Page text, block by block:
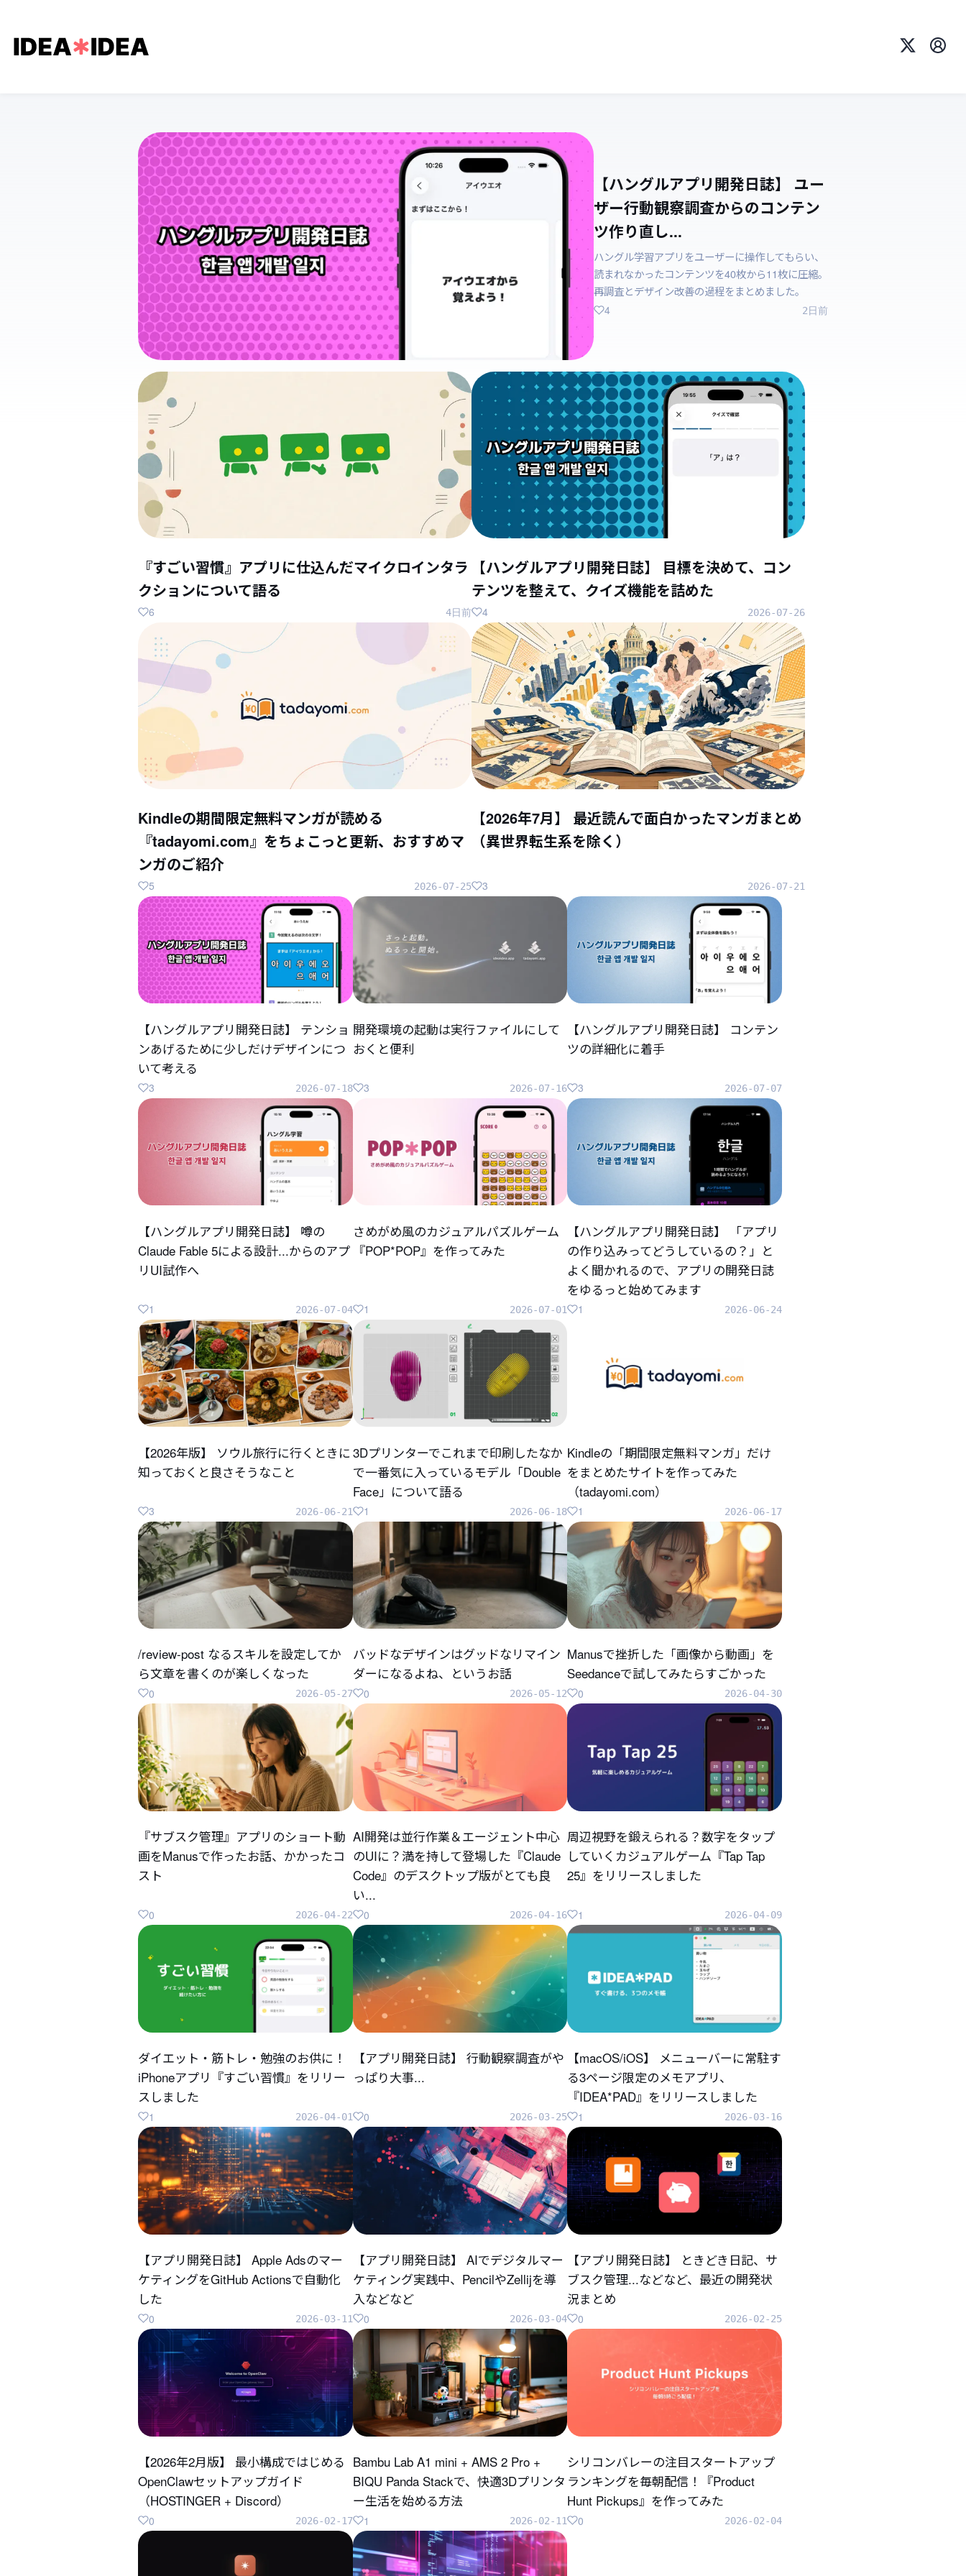
X プロ
【ハングルアプリ開発日誌】 ユー
ザー行動観察調査からのコンテン
ツ作り直し...
ハングル学習アプリをユーザーに操作してもらい、
読まれなかったコンテンツを40枚から11枚に圧縮。
再調査とデザイン改善の過程をまとめました。
2日前
4
『すごい習慣』アプリに仕込んだマイクロインタラ
クションについて語る
4日前
6
【ハングルアプリ開発日誌】 目標を決めて、コン
テンツを整えて、クイズ機能を詰めた
2026-07-26
4
Kindleの期間限定無料マンガが読める
『tadayomi.com』をちょこっと更新、おすすめマ
ンガのご紹介
2026-07-25
5
【2026年7月】 最近読んで面白かったマンガまとめ
（異世界転生系を除く）
2026-07-21
3
【ハングルアプリ開発日誌】 テンショ
ンあげるために少しだけデザインにつ
いて考える
2026-07-18
3
開発環境の起動は実行ファイルにして
おくと便利
2026-07-16
3
【ハングルアプリ開発日誌】 コンテン
ツの詳細化に着手
2026-07-07
3
【ハングルアプリ開発日誌】 噂の
Claude Fable 5による設計...からのアプ
リUI試作へ
2026-07-04
1
さめがめ風のカジュアルパズルゲーム
『POP*POP』を作ってみた
2026-07-01
1
【ハングルアプリ開発日誌】 「アプリ
の作り込みってどうしているの？」と
よく聞かれるので、アプリの開発日誌
をゆるっと始めてみます
2026-06-24
1
【2026年版】 ソウル旅行に行くときに
知っておくと良さそうなこと
2026-06-21
3
3Dプリンターでこれまで印刷したなか
で一番気に入っているモデル「Double
Face」について語る
2026-06-18
1
Kindleの「期間限定無料マンガ」だけ
をまとめたサイトを作ってみた
（tadayomi.com）
2026-06-17
1
/review-post なるスキルを設定してか
ら文章を書くのが楽しくなった
2026-05-27
0
バッドなデザインはグッドなリマイン
ダーになるよね、というお話
2026-05-12
0
Manusで挫折した「画像から動画」を
Seedanceで試してみたらすごかった
2026-04-30
0
『サブスク管理』アプリのショート動
画をManusで作ったお話、かかったコ
スト
2026-04-22
0
AI開発は並行作業＆エージェント中心
のUIに？満を持して登場した『Claude
Code』のデスクトップ版がとても良
い...
2026-04-16
0
周辺視野を鍛えられる？数字をタップ
していくカジュアルゲーム『Tap Tap
25』をリリースしました
2026-04-09
1
ダイエット・筋トレ・勉強のお供に！
iPhoneアプリ『すごい習慣』をリリー
スしました
2026-04-01
1
【アプリ開発日誌】 行動観察調査がや
っぱり大事...
2026-03-25
0
【macOS/iOS】 メニューバーに常駐す
る3ページ限定のメモアプリ、
『IDEA*PAD』をリリースしました
2026-03-16
1
【アプリ開発日誌】 Apple Adsのマー
ケティングをGitHub Actionsで自動化
した
2026-03-11
0
【アプリ開発日誌】 AIでデジタルマー
ケティング実践中、PencilやZellijを導
入などなど
2026-03-04
0
【アプリ開発日誌】 ときどき日記、サ
ブスク管理...などなど、最近の開発状
況まとめ
2026-02-25
0
【2026年2月版】 最小構成ではじめる
OpenClawセットアップガイド
（HOSTINGER + Discord）
2026-02-17
0
Bambu Lab A1 mini + AMS 2 Pro +
BIQU Panda Stackで、快適3Dプリンタ
ー生活を始める方法
2026-02-11
1
シリコンバレーの注目スタートアップ
ランキングを毎朝配信！『Product
Hunt Pickups』を作ってみた
2026-02-04
0